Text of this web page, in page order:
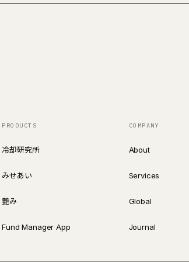
PRODUCTS
冷却研究所
みせあい
艶み
Fund Manager App
COMPANY
About
Services
Global
Journal